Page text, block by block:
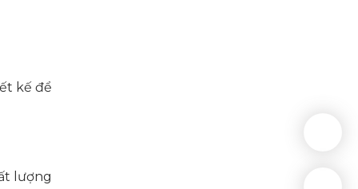
kế để
lượng